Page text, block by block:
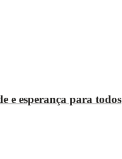
e esperança para todos